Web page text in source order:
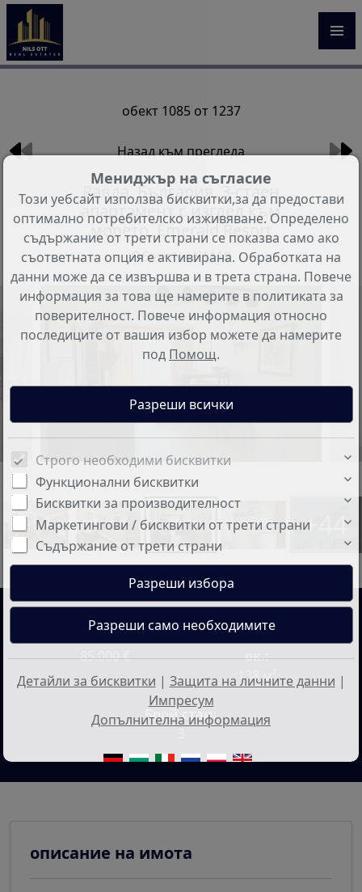
обект 1085 от 1237
Назад към прегледа
Равда, България, 3-стаен
апартамент с изглед към
морето, Emerald Resort
Обект №: N1119
+44
Цена:
85.000 €
Жилищна площ
ок.:
138 м²
Брой стаи:
описание на имота
Мениджър на съгласие
Този уебсайт използва бисквитки,за да предостави
оптимално потребителско изживяване. Определено
съдържание от трети страни се показва само ако
съответната опция е активирана. Обработката на
данни може да се извършва и в трета страна. Повече
информация за това ще намерите в политиката за
поверителност. Повече информация относно
последиците от вашия избор можете да намерите
под Помощ.
Строго необходими бисквитки
Функционални бисквитки
Бисквитки за производителност
Маркетингови / бисквитки от трети страни
Съдържание от трети страни
Детайли за бисквитки | Защита на личните данни |
Импресум
Допълнителна информация